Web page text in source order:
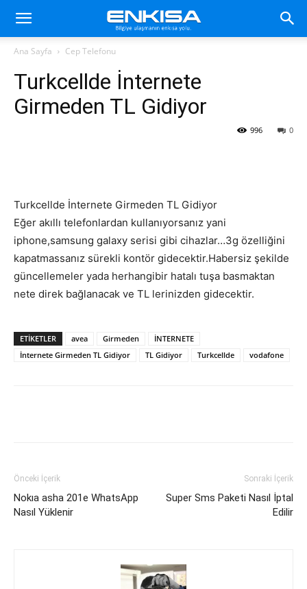
Ana Sayfa Cep Telefonu
Turkcellde İnternete
Girmeden TL Gidiyor
0
996
Turkcellde İnternete Girmeden TL Gidiyor
Eğer akıllı telefonlardan kullanıyorsanız yani
iphone,samsung galaxy serisi gibi cihazlar…3g özelliğini
kapatmassanız sürekli kontör gidecektir.Habersiz şekilde
güncellemeler yada herhangibir hatalı tuşa basmaktan
nete direk bağlanacak ve TL lerinizden gidecektir.
ETIKETLER avea Girmeden
İNTERNETE
İnternete Girmeden TL Gidiyor
TL Gidiyor Turkcellde vodafone
Önceki İçerik
Nokıa asha 201e WhatsApp
Nasıl Yüklenir
Sonraki İçerik
Super Sms Paketi Nasıl İptal
Edilir